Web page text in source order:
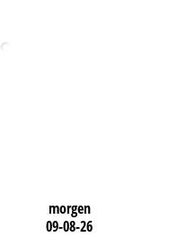
morgen
09-08-26